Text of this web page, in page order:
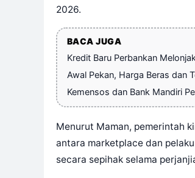
2026.
BACA JUGA
Kredit Baru Perbankan
Awal Pekan, Harga Beras dan
Kemensos dan Bank Mandiri
Menurut Maman, pemerintah
antara marketplace dan
secara sepihak selama